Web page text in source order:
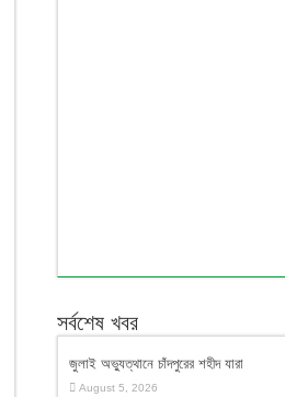
সর্বশেষ খবর
জুলাই অভ্যুত্থানে চাঁদপুরের শহীদ যারা
August 5, 2026